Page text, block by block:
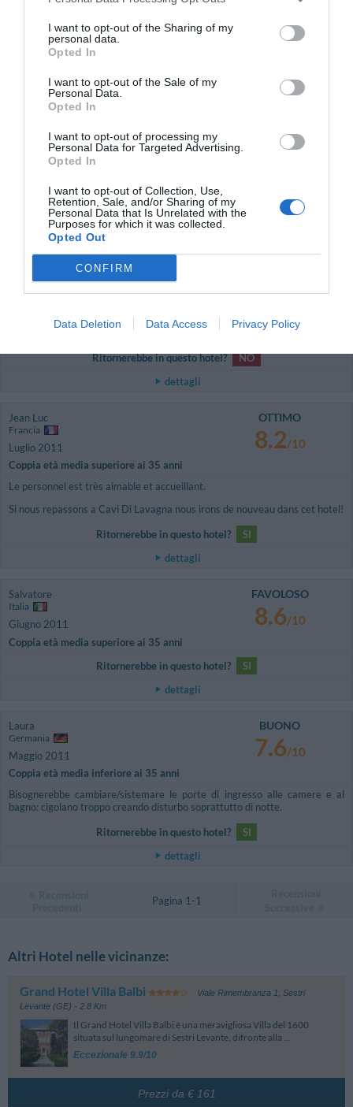
I want to opt-out of the Sharing of my
personal data.
Opted In
I want to opt-out of the Sale of my
Personal Data.
Opted In
I want to opt-out of processing my
Personal Data for Targeted Advertising.
Opted In
I want to opt-out of Collection, Use,
Retention, Sale, and/or Sharing of my
Personal Data that Is Unrelated with the
Purposes for which it was collected.
Opted Out
CONFIRM
Data Deletion Data Access Privacy Policy
Maggio 2012
Famiglia con figli grandi
5.8/10
Es gab keine Möglichkeiten die Strandhandtücher aufzuhängen.
Ab 11 Uhr musste man das Zimmer verlassen ( ja wo gibt es denn so
Das Frühstück war mehr als einfach.
Ritornerebbe in questo hotel?
Philippe
Coppia età media superiore ai 35 anni
Ritornerebbe in questo hotel?
NO
dettagli
Jean Luc
Francia
Luglio 2011
Coppia età media superiore ai 35 anni
OTTIMO
8.2/10
Le personnel est très aimable et accueillant.
Si nous repassons a Cavi Di Lavagna nous irons de nouveau dans cet hotel!
Ritornerebbe in questo hotel?
SI
dettagli
Salvatore
Italia
Giugno 2011
Coppia età media superiore ai 35 anni
FAVOLOSO
8.6/10
Ritornerebbe in questo hotel?
SI
dettagli
Laura
Germania
Maggio 2011
Coppia età media inferiore ai 35 anni
BUONO
7.6/10
Bisognerebbe cambiare/sistemare le porte di ingresso alle camere e al
bagno: cigolano troppo creando disturbo soprattutto di notte.
Ritornerebbe in questo hotel?
SI
dettagli
Pagina 1-1
Altri Hotel nelle vicinanze:
Grand Hotel Villa Balbi Viale Rimembranza 1, Sestri
Levante (GE) - 2.8 Km
Il Grand Hotel Villa Balbi è una meravigliosa Villa del 1600
situata sul lungomare di Sestri Levante, difronte alla ...
Eccezionale 9.9/10
Prezzi da € 161